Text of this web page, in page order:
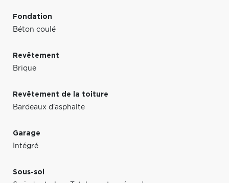
Fondation
Béton coulé
Revêtement
Brique
Revêtement de la toiture
Bardeaux d'asphalte
Garage
Intégré
Sous-sol